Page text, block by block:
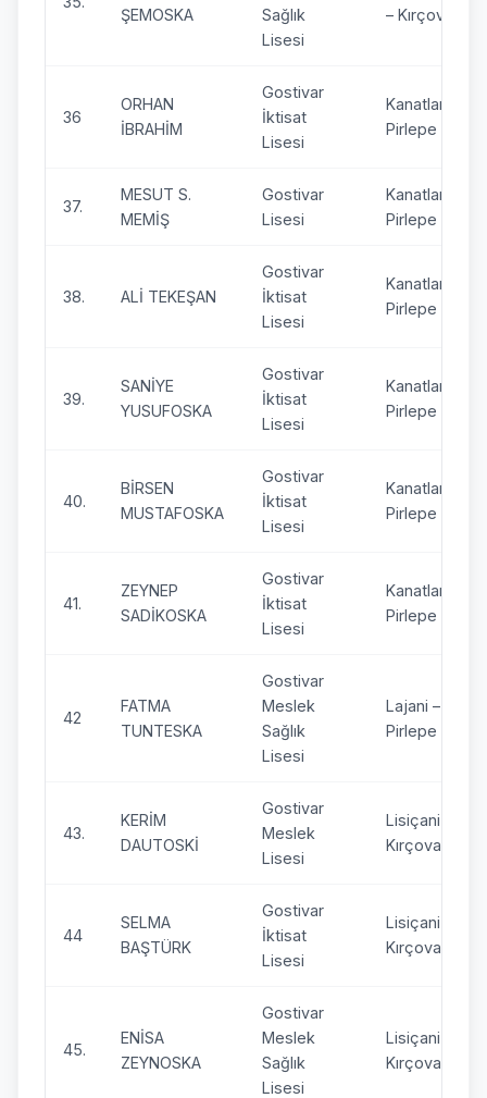
ŞEMOSKA
Sağlık
Lisesi
– Kırçova
36
ORHAN
İBRAHİM
Gostivar
İktisat
Lisesi
Kanatlar –
Pirlepe
37.
MESUT S.
MEMİŞ
Gostivar
Lisesi
Kanatlar –
Pirlepe
38. ALİ TEKEŞAN
Gostivar
İktisat
Lisesi
Kanatlar –
Pirlepe
39.
SANİYE
YUSUFOSKA
Gostivar
İktisat
Lisesi
Kanatlar –
Pirlepe
40.
BİRSEN
MUSTAFOSKA
Gostivar
İktisat
Lisesi
Kanatlar –
Pirlepe
41.
ZEYNEP
SADİKOSKA
Gostivar
İktisat
Lisesi
Kanatlar –
Pirlepe
42
FATMA
TUNTESKA
Gostivar
Meslek
Sağlık
Lisesi
Lajani –
Pirlepe
43.
KERİM
DAUTOSKİ
Gostivar
Meslek
Lisesi
Lisiçani –
Kırçova
44
SELMA
BAŞTÜRK
Gostivar
İktisat
Lisesi
Lisiçani –
Kırçova
45.
ENİSA
ZEYNOSKA
Gostivar
Meslek
Sağlık
Lisesi
Lisiçani –
Kırçova